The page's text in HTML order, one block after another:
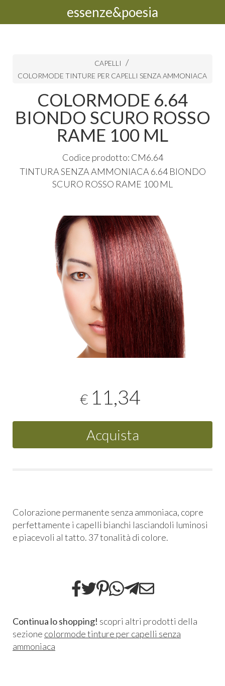
essenze&poesia
CAPELLI
COLORMODE TINTURE PER CAPELLI SENZA AMMONIACA
COLORMODE 6.64
BIONDO SCURO ROSSO
RAME 100 ML
Codice prodotto: CM6.64
TINTURASENZAAMMONIACA 6.64BIONDO
SCURO ROSSO RAME 100 ML
€ 11,34
Acquista
Colorazione permanente senza ammoniaca, copre
perfettamente i capelli bianchi lasciandoli luminosi
e piacevoli al tatto. 37 tonalità di colore.
Continua lo shopping! scopri altri prodotti della
sezione colormode tinture per capelli senza
ammoniaca